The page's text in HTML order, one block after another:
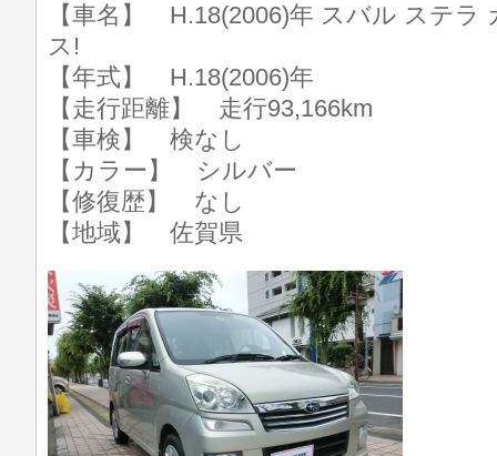
【車名】 H.18(2006)年 スバル ステラ
ス!
【年式】 H.18(2006)年
【走行距離】 走行93,166km
【車検】 検なし
【カラー】 シルバー
【修復歴】 なし
【地域】 佐賀県